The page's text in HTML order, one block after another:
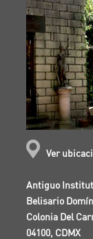
Ver
Antiguo
Belisario
Colonia Del
04100, CDMX